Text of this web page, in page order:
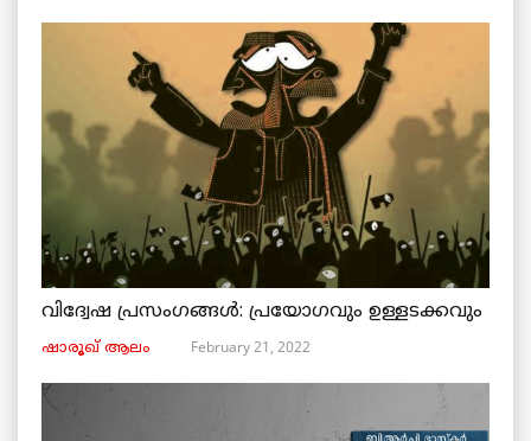
വിദ്വേഷ പ്രസംഗങ്ങൾ: പ്രയോഗവും ഉള്ളടക്കവും
ഷാരൂഖ് ആലം February 21, 2022